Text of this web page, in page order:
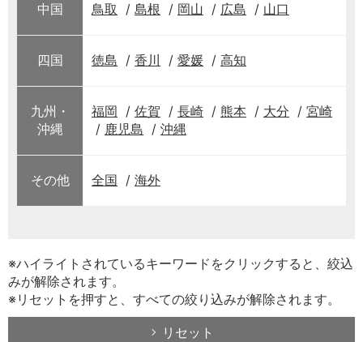
中国 鳥取 島根 岡山 広島 山口
四国 徳島 香川 愛媛 高知
九州・
沖縄
福岡 佐賀 長崎 熊本 大分
宮崎
鹿児島
沖縄
その他 全国 海外
※ハイライトされているキーワードをクリックすると、絞込
みが解除されます。
※リセットを押すと、すべての絞り込みが解除されます。
リセット